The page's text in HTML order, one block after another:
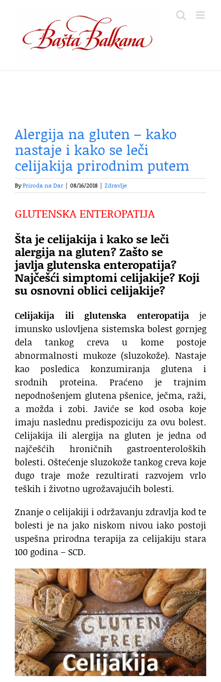
content
Alergija na gluten – kako
nastaje i kako se leči
celijakija prirodnim putem
ByPriroda na Dar 08/16/2018 Zdravlje
GLUTENSKA ENTEROPATIJA
Šta je celijakija ikako se leči
alergija na gluten? Zašto se
javlja glutenska enteropatija?
Najčešći simptomi celijakije? Koji
su osnovni oblici celijakije?
Celijakija ili glutenska enteropatija je
imunsko uslovljena sistemska bolest gornjeg
dela tankog creva u kome postoje
abnormalnosti mukoze (sluzokože). Nastaje
kao posledica konzumiranja glutena i
srodnih proteina. Praćeno je trajnim
nepodnošenjem glutena pšenice, ječma, raži,
a možda i zobi. Javiće se kod osoba koje
imaju naslednu predispoziciju za ovu bolest.
Celijakija ili alergija na gluten je jedna od
najčešćih hroničnih gastroenteroloških
bolesti. Oštećenje sluzokože tankog creva koje
dugo traje može rezultirati razvojem vrlo
teških i životno ugrožavajućih bolesti.
Znanje o celijakiji i održavanju zdravlja kod te
bolesti je na jako niskom nivou iako postoji
uspešna prirodna terapija za celijakiju stara
100 godina – SCD.